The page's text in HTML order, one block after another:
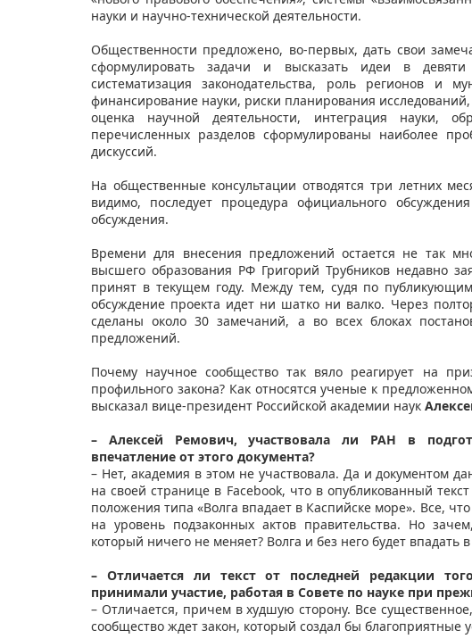
науки и научно-технической деятельности.
Общественности предложено, во-первых, дать свои
сформулировать задачи и высказать идеи в
систематизация законодательства, роль регионов и
финансирование науки, риски планирования
оценка научной деятельности, интеграция науки,
перечисленных разделов сформулированы наиболее
дискуссий.
На общественные консультации отводятся три летних
видимо, последует процедура официального
обсуждения.
Времени для внесения предложений остается не так
высшего образования РФ Григорий Трубников недавно
принят в текущем году. Между тем, судя по
обсуждение проекта идет ни шатко ни валко. Через
сделаны около 30 замечаний, а во всех блоках
предложений.
Почему научное сообщество так вяло реагирует на
профильного закона? Как относятся ученые к
высказал вице-президент Российской академии наук
– Алексей Ремович, участвовала ли РАН в
впечатление от этого документа?
– Нет, академия в этом не участвовала. Да и документом
на своей странице в Facebook, что в опубликованный
положения типа «Волга впадает в Каспийске море». Все,
на уровень подзаконных актов правительства. Но
который ничего не меняет? Волга и без него будет впадать
– Отличается ли текст от последней редакции
принимали участие, работая в Совете по науке при
– Отличается, причем в худшую сторону. Все
сообщество ждет закон, который создал бы благоприятные